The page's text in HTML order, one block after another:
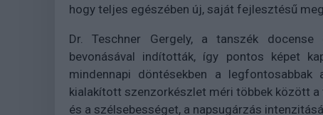
hogy teljes egészében új, saját fejlesztésű
Dr. Teschner Gergely, a tanszék
bevonásával indították, így pontos képet
mindennapi döntésekben a
kialakított szenzorkészlet méri többek között
és a szélsebességet, a napsugárzás